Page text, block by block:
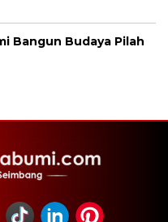
Bangun Budaya Pilah